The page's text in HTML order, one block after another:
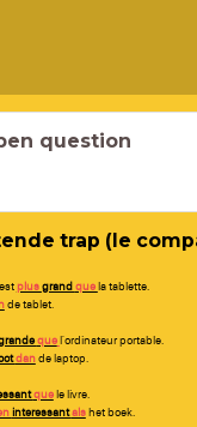
question
trap (le
plusgrandquela tablette.
de tablet.
quel'ordinateur portable.
dande laptop.
quele livre.
interessantalshet boek.